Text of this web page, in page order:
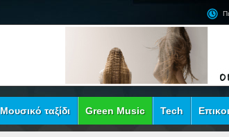
Μουσικό ταξίδι Green Music Tech